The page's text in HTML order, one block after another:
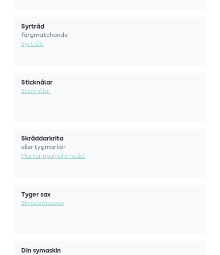
Syrtråd
färgmatchande
Syrtråd
Sticknålar
Sticknålar
Skräddarkrita
eller tygmarkör
Markeringshjälpmedel
Tyger sax
Skräddarsaxar
Din symaskin